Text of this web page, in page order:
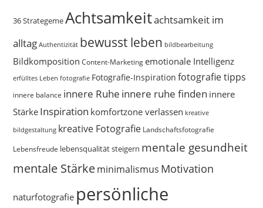
36 StrategemeAchtsamkeitachtsamkeit im
alltag Authentizität bewusst leben bildbearbeitung
Bildkomposition Content-Marketing emotionale Intelligenz
erfülltes Leben fotografie Fotografie-Inspiration fotografie tipps
innere balance innere Ruhe innere ruhe finden innere
Stärke Inspiration komfortzone verlassen kreative
bildgestaltung kreative Fotografie Landschaftsfotografie
Lebensfreude lebensqualität steigern mentale gesundheit
mentale Stärkeminimalismus Motivation
naturfotografie persönliche